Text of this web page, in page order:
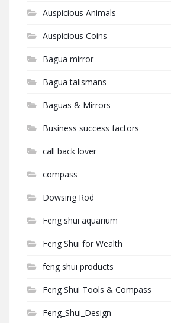
Auspicious Animals
Auspicious Coins
Bagua mirror
Bagua talismans
Baguas & Mirrors
Business success factors
call back lover
compass
Dowsing Rod
Feng shui aquarium
Feng Shui for Wealth
feng shui products
Feng Shui Tools & Compass
Feng_Shui_Design